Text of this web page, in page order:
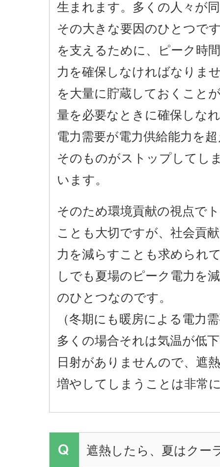
生まれます。多くの人々が
その大きな要因のひとつで
を支えるために、ピーク時
力を確保しなければなりま
を大量に貯蔵しておくこと
量を必要なときに確保しな
電力需要が電力供給能力を
そのものがストップしてし
います。
そのため環境貢献の視点で
ことも大切ですが、社会貢
力を減らすことも求められ
しでも夏場のピーク電力を
のひとつなのです。
（冬期にも暖房による電力
多くの場合それは気温が低
日射がありませんので、遮
増やしてしまうことは非常
遮熱したら、夏はクー